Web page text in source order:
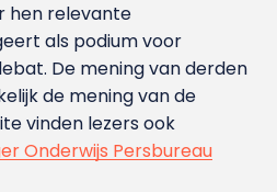
hen relevante
als podium voor
De mening van derden
de mening van de
vinden lezers ook
Onderwijs Persbureau